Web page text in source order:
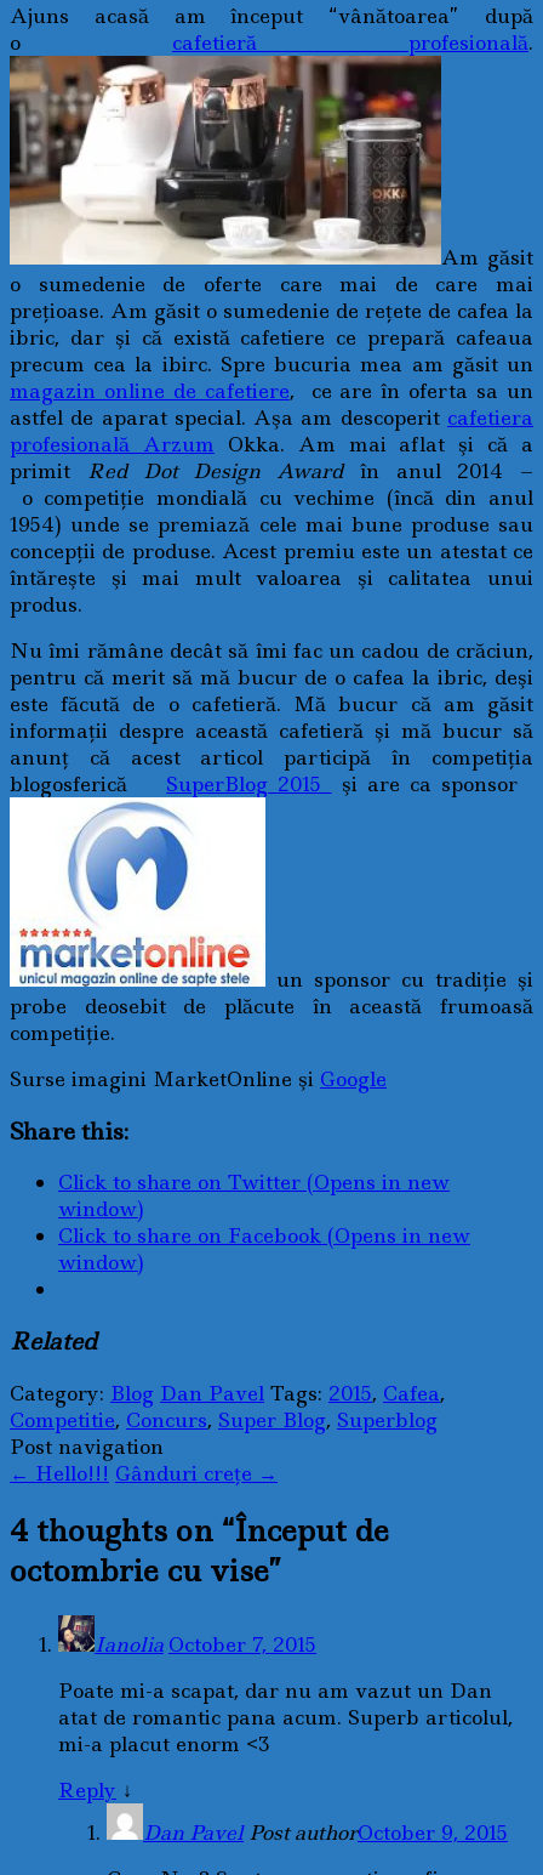
Ajuns acasă am început “vânătoarea” după
o cafetieră profesională.
Am găsit
o sumedenie de oferte care mai de care mai
preţioase. Am găsit o sumedenie de reţete de cafea la
ibric, dar şi că există cafetiere ce prepară cafeaua
precum cea la ibirc. Spre bucuria mea am găsit un
magazin online de cafetiere, ce are în oferta sa un
astfel de aparat special. Aşa am descoperit cafetiera
profesională Arzum Okka. Am mai aflat şi că a
primit Red Dot Design Awardîn anul 2014 –
o competiţie mondială cu vechime (încă din anul
1954) unde se premiază cele mai bune produse sau
concepţii de produse. Acest premiu este un atestat ce
întăreşte şi mai mult valoarea şi calitatea unui
produs.
Nu îmi rămâne decât să îmi fac un cadou de crăciun,
pentru că merit să mă bucur de o cafea la ibric, deşi
este făcută de o cafetieră. Mă bucur că am găsit
informaţii despre această cafetieră şi mă bucur să
anunţ că acest articol participă în competiţia
blogosferică SuperBlog 2015 şi are ca sponsor
un sponsor cu tradiţie şi
probe deosebit de plăcute în această frumoasă
competiţie.
Surse imagini MarketOnline şi Google
Share this:
Click to share on Twitter (Opens in new
window)
Click to share on Facebook (Opens in new
window)
Related
Category: Blog Dan Pavel Tags: 2015, Cafea,
Competitie, Concurs, Super Blog, Superblog
Post navigation
← Hello!!! Gânduri creţe →
4 thoughts on “Început de
octombrie cu vise”
Ianolia October 7, 2015
Poate mi-a scapat, dar nu am vazut un Dan
atat de romantic pana acum. Superb articolul,
mi-a placut enorm <3
Reply ↓
Dan Pavel Post authorOctober 9, 2015